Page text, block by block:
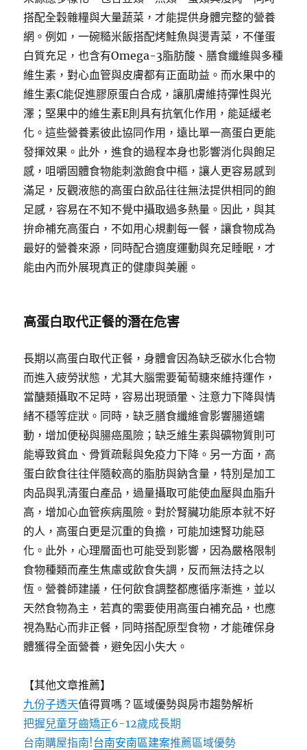
搭配全穀雜糧與大量蔬菜，才能提供身體完整的營養
網。例如，一碗糙米飯搭配烤鮭魚與燙青菜，不僅蛋
白質充足，也含有Omega-3脂肪酸、膳食纖維與多種
維生素，對心血管與皮膚都有正面助益。而水果中的
維生素C能促進膠原蛋白合成，讓肌膚維持彈性與光
澤；堅果中的維生素E則具有抗氧化作用，能延緩老
化。這些營養素彼此協同作用，遠比單一高蛋白更能
發揮效果。此外，進食的過程本身也影響消化與飽足
感，咀嚼固體食物能刺激飽食中樞，讓人更容易感到
滿足，反觀液態的高蛋白飲品往往無法提供相同的飽
足感，容易在不知不覺中攝取過多熱量。因此，與其
拚命補充高蛋白，不如用心規劃每一餐，讓食物成為
最好的營養來源，同時配合適度運動與充足睡眠，才
能由內而外展現真正的健康與美麗。
高蛋白取代正餐的潛在危害
長期以高蛋白取代正餐，身體會因為缺乏碳水化合物
而進入疲勞狀態，尤其大腦需要葡萄糖來維持運作，
當醣類攝取不足時，容易出現頭暈、注意力下降與情
緒不穩等症狀。同時，缺乏膳食纖維會影響腸道蠕
動，增加便秘與腸癌風險；缺乏維生素與礦物質則可
能導致貧血、骨質疏鬆與免疫力下降。另一方面，高
蛋白飲食往往伴隨較高的脂肪與鈉含量，特別是加工
肉品與乳清蛋白產品，過量攝取可能使血壓與血脂升
高，增加心血管疾病風險。對於腎臟功能原本就不好
的人，高蛋白更是沉重的負擔，可能加速腎功能惡
化。此外，心理層面也可能受到影響，因為嚴格限制
食物種類而產生焦慮或飲食失調，反而無法持之以
恆。營養師建議，任何飲食調整都應循序漸進，並以
天然食物為主，若真的需要使用高蛋白補充品，也應
視為點心而非正餐，同時搭配原型食物，才能確保身
體獲得全面營養，避免因小失大。
【其他文章推薦】
九份子透天值得買嗎？區域優勢與房市趨勢解析
把握兒童牙齒矯正6-12歲成長期
台南購屋指南!台南安南區建案推薦區域優勢